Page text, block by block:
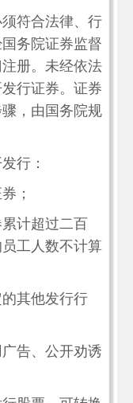
符合法律、行
务院证券监督
册。未经依法
行证券。证券
，由国务院规
行：
；
累计超过二百
工人数不计算
的其他发行行
告、公开劝诱